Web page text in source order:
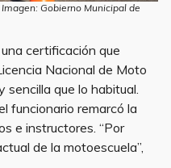
Gobierno Municipal de
certificación que
Nacional de Moto
sencilla que lo habitual.
funcionario remarcó la
e instructores. “Por
de la motoescuela”,